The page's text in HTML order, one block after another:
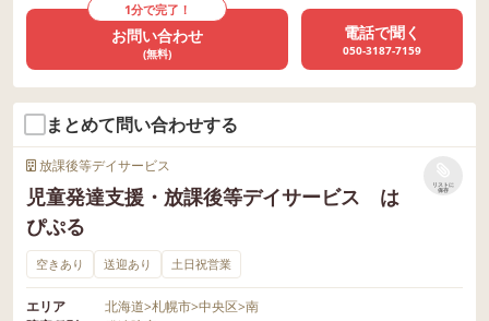
1分で完了！
お問い合わせ
(無料)
電話で聞く
050-3187-7159
まとめて問い合わせする
放課後等デイサービス
児童発達支援・放課後等デイサービス は
ぴぷる
リストに
保存
空きあり 送迎あり 土日祝営業
エリア 北海道>札幌市>中央区>南